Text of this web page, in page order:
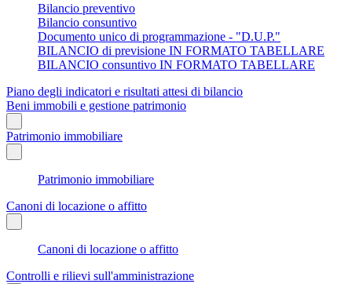
Bilancio preventivo
Bilancio consuntivo
Documento unico di programmazione - "D.U.P."
BILANCIO di previsione IN FORMATO TABELLARE
BILANCIO consuntivo IN FORMATO TABELLARE
Piano degli indicatori e risultati attesi di bilancio
Beni immobili e gestione patrimonio
Patrimonio immobiliare
Patrimonio immobiliare
Canoni di locazione o affitto
Canoni di locazione o affitto
Controlli e rilievi sull'amministrazione